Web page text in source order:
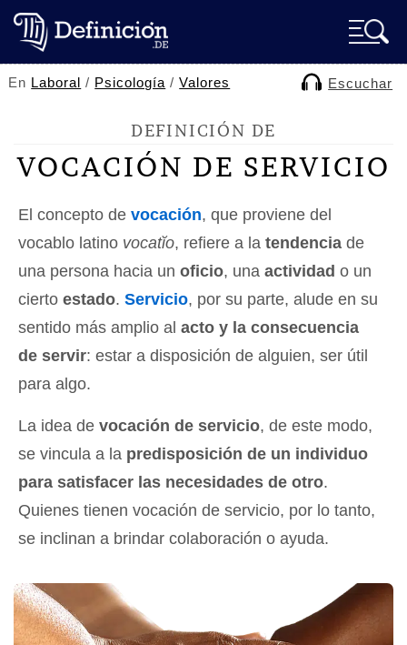
En Laboral / Psicología /Valores Escuchar
DEFINICIÓN DE
VOCACIÓN DE SERVICIO
El concepto de vocación, que proviene del
vocablo latino vocatĭo, refiere a la tendencia de
una persona hacia un oficio, una actividad o un
cierto estado. Servicio, por su parte, alude en su
sentido más amplio al acto y la consecuencia
de servir: estar a disposición de alguien, ser útil
para algo.
La idea de vocación de servicio, de este modo,
se vincula a la predisposición de un individuo
para satisfacer las necesidades de otro.
Quienes tienen vocación de servicio, por lo tanto,
se inclinan a brindar colaboración o ayuda.